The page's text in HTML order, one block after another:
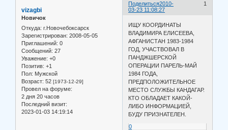
Поделиться 1
2010-
03-23 11:08:27
vizagbi
Новичок
Откуда: г.Новочебоксарск
Зарегистрирован: 2008-05-05
Приглашений: 0
Сообщений: 27
Уважение: +0
Позитив: +1
Пол: Мужской
Возраст: 52 [1973-12-29]
Провел на форуме:
2 дня 20 часов
Последний визит:
2023-01-03 14:19:14
ИЩУ КООРДИНАТЫ
ВЛАДИМИРА ЕЛИСЕЕВА,
АФГАНИСТАН 1983-1984
ГОД, УЧАСТВОВАЛ В
ПАНДЖШЕРСКОЙ
ОПЕРАЦИИ ПАРЕЛЬ-МАЙ
1984 ГОДА,
ПРЕДПОЛОЖИТЕЛЬНОЕ
МЕСТО СЛУЖБЫ КАНДАГАР.
КТО ОБЛАДАЕТ КАКОЙ-
ЛИБО ИНФОРМАЦИЕЙ,
БУДУ ПРИЗНАТЕЛЕН.
0